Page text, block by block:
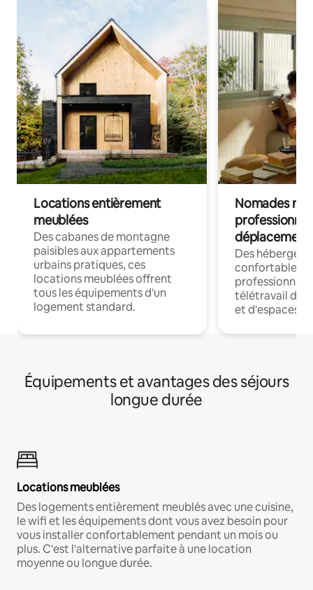
Locations entièrement
meublées
Des cabanes de montagne
paisibles aux appartements
urbains pratiques, ces
locations meublées offrent
tous les équipements d'un
logement standard.
Nomades
déplacement
Des
confortables
professionnels
télétravail
et d'espaces
Équipements et avantages des séjours
longue durée
Locations meublées
Des logements entièrement meublés avec une cuisine,
le wifi et les équipements dont vous avez besoin pour
vous installer confortablement pendant un mois ou
plus. C'est l'alternative parfaite à une location
moyenne ou longue durée.